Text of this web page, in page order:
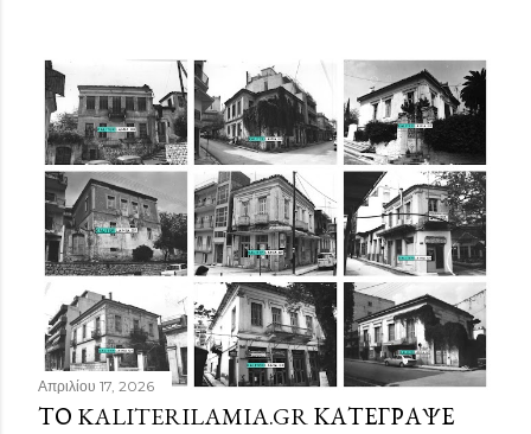
Απριλίου 17, 2026
ΤΟ KALITERILAMIA.GR ΚΑΤΈΓΡΑΨΕ